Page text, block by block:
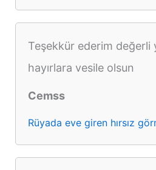
Teşekkür ederim değerli
hayırlara vesile olsun
Cemss
Rüyada eve giren hırsız